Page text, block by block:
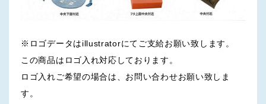
※ロゴデータはillustratorにてご支給お願い致します。
この商品はロゴ入れ対応しております。
ロゴ入れご希望の場合は、お問い合わせお願い致しま
す。